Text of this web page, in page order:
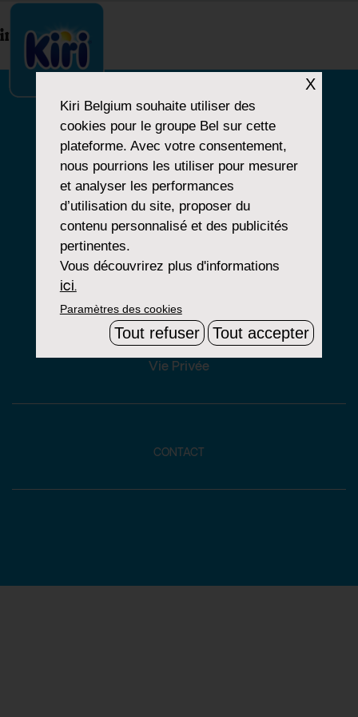
index.php
NOTRE HISTOIRE
NOS PRODUITS
NOS ENGAGEMENTS
Mentions Légales
Groupe Bel
Vie Privée
CONTACT
X
Kiri Belgium souhaite utiliser des
cookies pour le groupe Bel sur cette
plateforme. Avec votre consentement,
nous pourrions les utiliser pour mesurer
et analyser les performances
d’utilisation du site, proposer du
contenu personnalisé et des publicités
pertinentes.
Vous découvrirez plus d'informations
ici.
Paramètres des cookies
Tout refuser Tout accepter